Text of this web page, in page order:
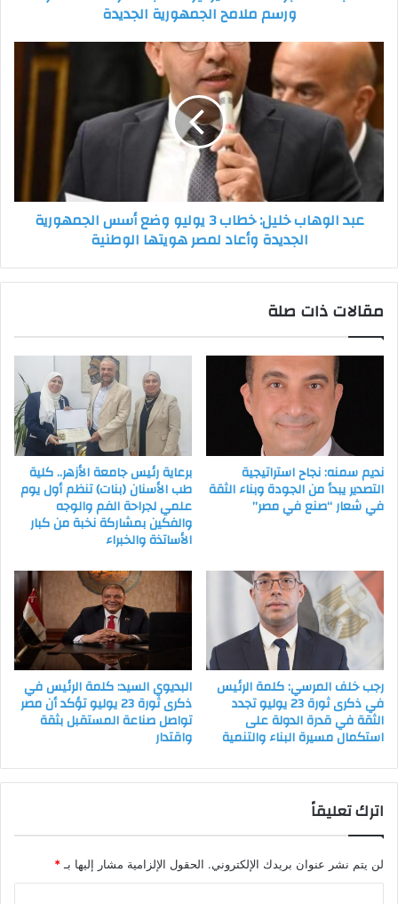
الجمهورية
الجديدة
ورسم ملامح الجمهورية الجديدة
عبد
خليل:
خطاب
يوليو
أسس
الجمهورية
الجديدة
عبد الوهاب خليل: خطاب 3 يوليو وضع أسس الجمهورية
الجديدة وأعاد لمصر هويتها الوطنية
مقالات ذات صلة
نديم سمنه: نجاح استراتيجية
التصدير يبدأ من الجودة وبناء الثقة
في شعار “صنع في مصر”
برعاية رئيس جامعة الأزهر.. كلية
طب الأسنان (بنات) تنظم أول يوم
علمي لجراحة الفم والوجه
والفكين بمشاركة نخبة من كبار
الأساتذة والخبراء
رجب خلف المرسي: كلمة الرئيس
في ذكرى ثورة 23 يوليو تجدد
الثقة في قدرة الدولة على
استكمال مسيرة البناء والتنمية
البديوي السيد: كلمة الرئيس في
ذكرى ثورة 23 يوليو تؤكد أن مصر
تواصل صناعة المستقبل بثقة
واقتدار
اترك تعليقاً
لن يتم نشر عنوان بريدك الإلكتروني. الحقول الإلزامية مشار إليها بـ*